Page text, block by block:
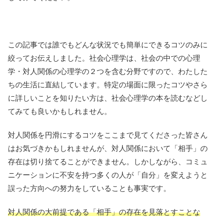
この記事では誰でもどんな状況でも簡単にできるコツのみに
絞ってお伝えしました。社会心理学は、社会の中での心理
学・対人関係の心理学の２つを含む分野ですので、わたした
ちの生活に直結しています。特定の場面に限ったコツやさら
に詳しいことを知りたい方は、社会心理学の本を読むなどし
てみても良いかもしれません。
対人関係を円滑にするコツをここまで見てくださった皆さん
はお気づきかもしれませんが、対人関係において「相手」の
存在は切り捨てることができません。しかしながら、コミュ
ニケーションに不安を持つ多くの人が「自分」を変えようと
誤った方向への努力をしていることも事実です。
対人関係の大前提である「相手」の存在を見落とすことな